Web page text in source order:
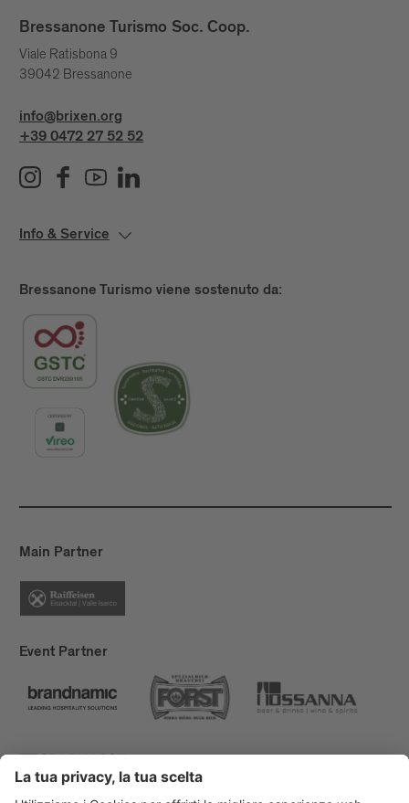
Bressanone Turismo Soc. Coop.
Viale Ratisbona 9
39042 Bressanone
info@brixen.org
+39 0472 27 52 52
Info & Service
Bressanone Turismo viene sostenuto da:
Main Partner
Event Partner